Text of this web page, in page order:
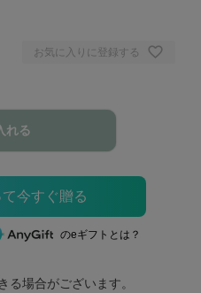
お気に入りに登録する
れる
のeギフトとは？
場合がございます。